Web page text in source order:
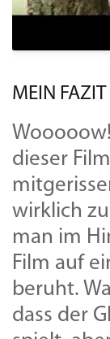
MEIN FAZIT
dieser
wirklich
man im
Film auf
beruht.
dass der